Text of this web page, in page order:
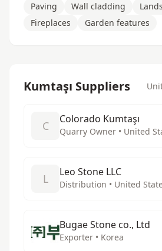
Paving Wall cladding
Fireplaces
Garden features
Kumtaşı Suppliers
C Colorado Kumtaşı
Quarry Owner • United
L Leo Stone LLC
Distribution • United
Bugae Stone co., Ltd
Exporter • Korea